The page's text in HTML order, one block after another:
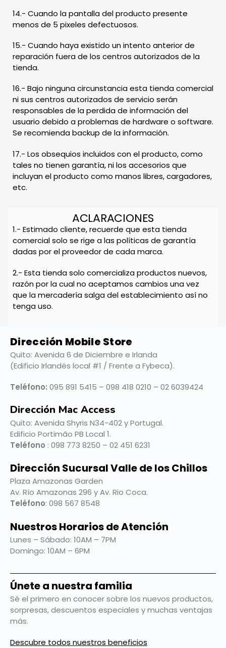
14.- Cuando la pantalla del producto presente
menos de 5 pixeles defectuosos.
15.- Cuando haya existido un intento anterior de
reparación fuera de los centros autorizados de la
tienda.
16.- Bajo ninguna circunstancia esta tienda comercial
ni sus centros autorizados de servicio serán
responsables de la perdida de información del
usuario debido a problemas de hardware o software.
Se recomienda backup de la información.
17.- Los obsequios incluidos con el producto, como
tales no tienen garantía, ni los accesorios que
incluyan el producto como manos libres, cargadores,
etc.
ACLARACIONES
1.- Estimado cliente, recuerde que esta tienda
comercial solo se rige a las políticas de garantía
dadas por el proveedor de cada marca.
2.- Esta tienda solo comercializa productos nuevos,
razón por la cual no aceptamos cambios una vez
que la mercadería salga del establecimiento así no
tenga uso.
Dirección Mobile Store
Quito: Avenida 6 de Diciembre e Irlanda
(Edificio Irlandés local #1 / Frente a Fybeca).
Teléfono: 095 891 5415 – 098 418 0210 – 02 6039424
Dirección Mac Access
Quito: Avenida Shyris N34-402 y Portugal.
Edificio Portimão PB Local 1.
Teléfono : 098 773 8250 – 02 451 6231
Dirección Sucursal Valle de los Chillos
Plaza Amazonas Garden
Av. Río Amazonas 296 y Av. Rio Coca.
Teléfono: 098 567 8548
Nuestros Horarios de Atención
Lunes – Sábado: 10AM – 7PM
Domingo: 10AM – 6PM
Únete a nuestra familia
Sé el primero en conocer sobre los nuevos productos,
sorpresas, descuentos especiales y muchas ventajas
más.
Descubre todos nuestros beneficios